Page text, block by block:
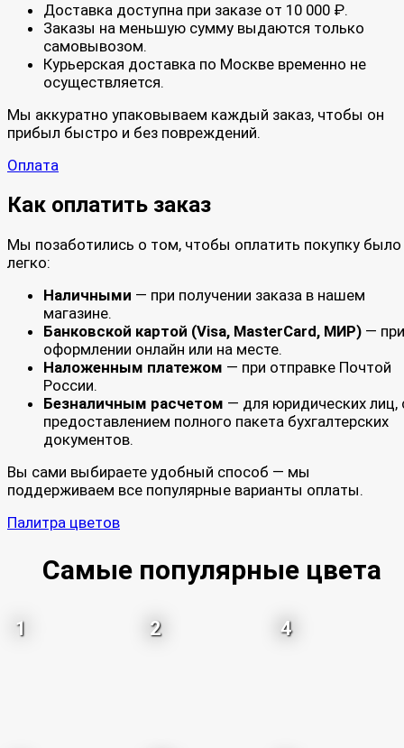
Доставка доступна при заказе от 10 000 ₽.
Заказы на меньшую сумму выдаются только
самовывозом.
Курьерская доставка по Москве временно не
осуществляется.
Мы аккуратно упаковываем каждый заказ, чтобы он
прибыл быстро и без повреждений.
Оплата
Как оплатить заказ
Мы позаботились о том, чтобы оплатить покупку было
легко:
Наличными — при получении заказа в нашем
магазине.
Банковской картой (Visa, MasterCard, МИР) — при
оформлении онлайн или на месте.
Наложенным платежом — при отправке Почтой
России.
Безналичным расчетом — для юридических лиц,
предоставлением полного пакета бухгалтерских
документов.
Вы сами выбираете удобный способ — мы
поддерживаем все популярные варианты оплаты.
Палитра цветов
Самые популярные цвета
1 2 4